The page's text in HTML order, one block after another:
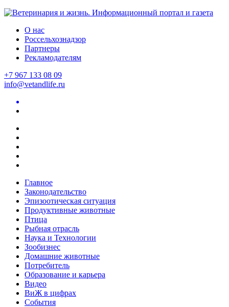
О нас
Россельхознадзор
Партнеры
Рекламодателям
+7 967 133 08 09
info@vetandlife.ru
Главное
Законодательство
Эпизоотическая ситуация
Продуктивные животные
Птица
Рыбная отрасль
Наука и Технологии
Зообизнес
Домашние животные
Потребитель
Образование и карьера
Видео
ВиЖ в цифрах
События